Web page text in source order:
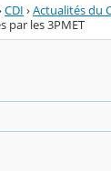
CDI ›Actualités du
par les 3PMET